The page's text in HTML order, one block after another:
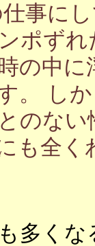
事に
ポず
の中
。 し
のな
も全く
多く